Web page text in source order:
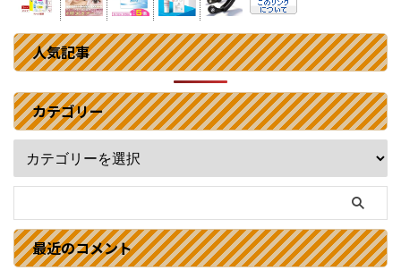
人気記事
カテゴリー
最近のコメント